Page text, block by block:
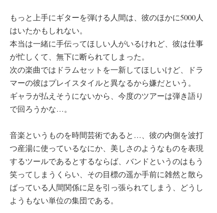
もっと上手にギターを弾ける人間は、彼のほかに5000人
はいたかもしれない。
本当は一緒に手伝ってほしい人がいるけれど、彼は仕事
が忙しくて、無下に断られてしまった。
次の楽曲ではドラムセットを一新してほしいけど、ドラ
マーの彼はプレイスタイルと異なるから嫌だという。
ギャラが払えそうにないから、今度のツアーは弾き語り
で回ろうかな…。
音楽というものを時間芸術であると…、彼の内側を波打
つ産湯に使っているなにか、美しさのようなものを表現
するツールであるとするならば、バンドというのはもう
笑ってしまうくらい、その目標の遥か手前に雑然と散ら
ばっている人間関係に足を引っ張られてしまう、どうし
ようもない単位の集団である。